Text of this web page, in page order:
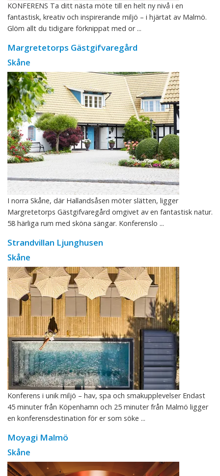
KONFERENS Ta ditt nästa möte till en helt ny nivå i en
fantastisk, kreativ och inspirerande miljö – i hjärtat av Malmö.
Glöm allt du tidigare förknippat med or ...
Margretetorps Gästgifvaregård
Skåne
I norra Skåne, där Hallandsåsen möter slätten, ligger
Margretetorps Gästgifvaregård omgivet av en fantastisk natur.
58 härliga rum med sköna sängar. Konferenslo ...
Strandvillan Ljunghusen
Skåne
Konferens i unik miljö – hav, spa och smakupplevelser Endast
45 minuter från Köpenhamn och 25 minuter från Malmö ligger
en konferensdestination för er som söke ...
Moyagi Malmö
Skåne